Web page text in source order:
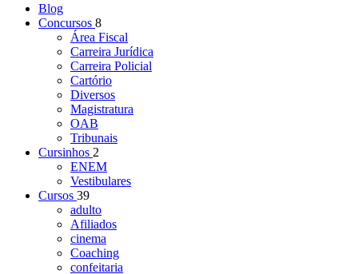
Blog
Concursos 8
Área Fiscal
Carreira Jurídica
Carreira Policial
Cartório
Diversos
Magistratura
OAB
Tribunais
Cursinhos 2
ENEM
Vestibulares
Cursos 39
adulto
Afiliados
cinema
Coaching
confeitaria